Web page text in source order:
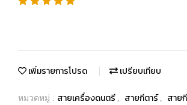
เพิ่มรายการโปรด เปรียบเทียบ
หมวดหมู่ : สายเครื่องดนตรี , สายกีตาร์ , สาย